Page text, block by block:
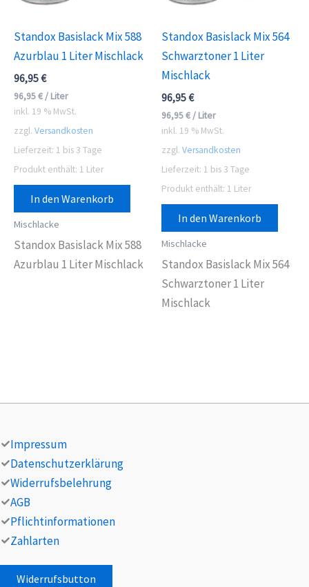
Standox Basislack Mix 588
Azurblau 1 Liter Mischlack
96,95€
96,95€ / Liter
inkl. 19 % MwSt.
zzgl. Versandkosten
Lieferzeit: 1 bis 3 Tage
Produkt enthält: 1 Liter
In den Warenkorb
Mischlacke
Standox Basislack Mix 588
Azurblau 1 Liter Mischlack
Standox Basislack Mix 564
Schwarztoner 1 Liter
Mischlack
96,95€
96,95€ / Liter
inkl. 19 % MwSt.
zzgl. Versandkosten
Lieferzeit: 1 bis 3 Tage
Produkt enthält: 1 Liter
In den Warenkorb
Mischlacke
Standox Basislack Mix 564
Schwarztoner 1 Liter
Mischlack
Impressum
Datenschutzerklärung
Widerrufsbelehrung
AGB
Pflichtinformationen
Zahlarten
Widerrufsbutton